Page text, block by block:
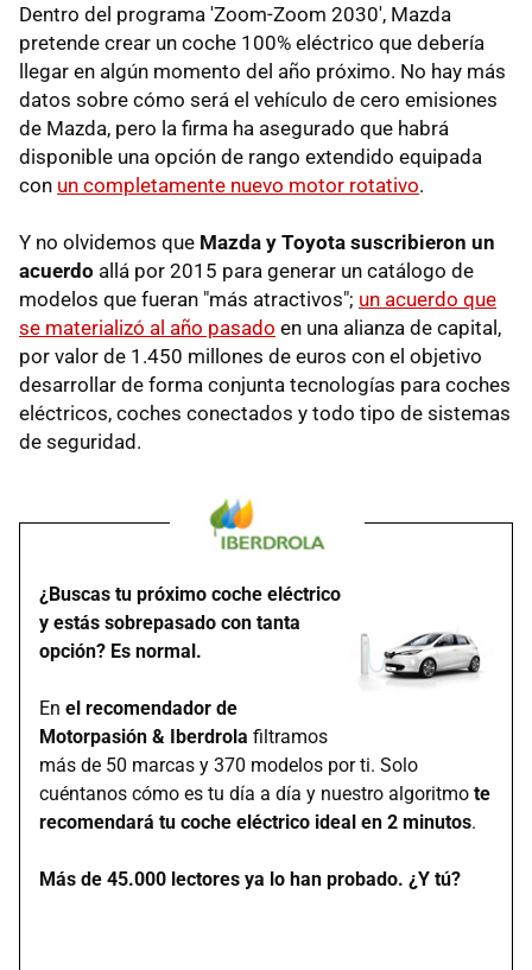
Dentro del programa 'Zoom-Zoom 2030', Mazda
pretende crear un coche 100% eléctrico que debería
llegar en algún momento del año próximo. No hay más
datos sobre cómo será el vehículo de cero emisiones
de Mazda, pero la firma ha asegurado que habrá
disponible una opción de rango extendido equipada
con un completamente nuevo motor rotativo.
Y no olvidemos que Mazda y Toyota suscribieron un
acuerdo allá por 2015 para generar un catálogo de
modelos que fueran "más atractivos"; un acuerdo que
se materializó al año pasado en una alianza de capital,
por valor de 1.450 millones de euros con el objetivo
desarrollar de forma conjunta tecnologías para coches
eléctricos, coches conectados y todo tipo de sistemas
de seguridad.
¿Buscas tu próximo coche eléctrico
y estás sobrepasado con tanta
opción? Es normal.
En el recomendador de
Motorpasión & Iberdrola filtramos
más de 50 marcas y 370 modelos por ti. Solo
cuéntanos cómo es tu día a día y nuestro algoritmo te
recomendará tu coche eléctrico ideal en 2 minutos.
Más de 45.000 lectores ya lo han probado. ¿Y tú?